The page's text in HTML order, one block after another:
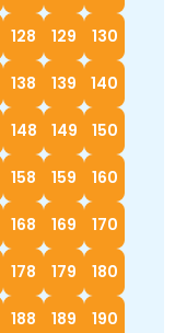
128 129 130
138 139 140
148 149 150
158 159 160
168 169 170
178 179 180
188 189 190